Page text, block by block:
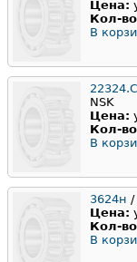
Цена:
Кол-
В
NSK
Цена:
Кол-
В
3624н /
Цена:
Кол-
В